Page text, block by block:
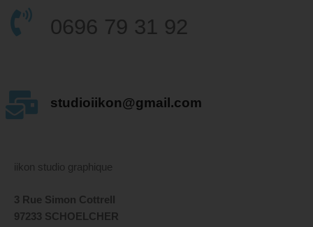
0696 79 31 92
studioiikon@gmail.com
iikon studio graphique
3 Rue Simon Cottrell
97233 SCHOELCHER